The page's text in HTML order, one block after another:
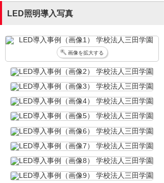
LED照明導入写真
画像を拡大する